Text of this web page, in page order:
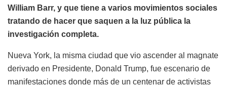
William Barr, y que tiene a varios movimientos sociales
tratando de hacer que saquen a la luz pública la
investigación completa.
Nueva York, la misma ciudad que vio ascender al magnate
derivado en Presidente, Donald Trump, fue escenario de
manifestaciones donde más de un centenar de activistas